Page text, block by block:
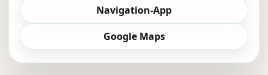
Navigation-App
Google Maps